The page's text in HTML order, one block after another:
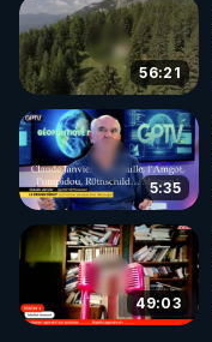
56:21
5:35
49:03